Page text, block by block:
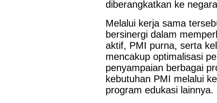
diberangkatkan ke
Melalui kerja sama
bersinergi dalam
aktif, PMI purna, serta
mencakup optimalisasi
penyampaian berbagai
kebutuhan PMI melalui
program edukasi lainnya.